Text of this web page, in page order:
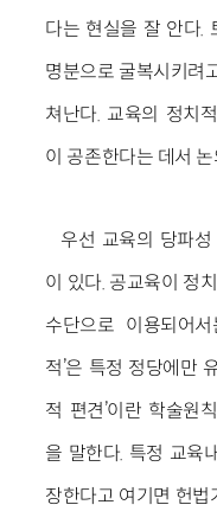
다는 현실을 잘 안다.
명분으로 굴복시키려
쳐난다. 교육의 정치
이 공존한다는 데서
우선 교육의 당파
이 있다. 공교육이 정
수단으로 이용되어
적’은 특정 정당에만
적 편견’이란 학술원
을 말한다. 특정 교육
장한다고 여기면 헌